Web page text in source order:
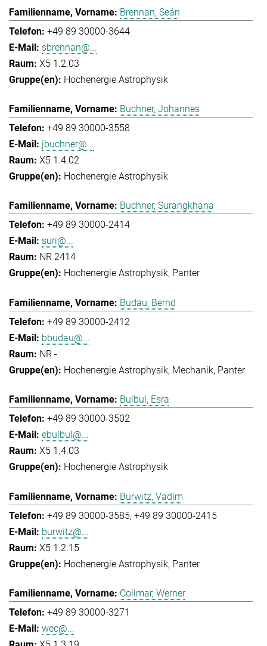
Brennan, Seán
+49 89 30000-3644
sbrennan@...
X5 1.2.03
Hochenergie Astrophysik
Buchner, Johannes
+49 89 30000-3558
jbuchner@...
X5 1.4.02
Hochenergie Astrophysik
Buchner, Surangkhana
+49 89 30000-2414
suri@...
NR 2414
Hochenergie Astrophysik Panter
Budau, Bernd
+49 89 30000-2412
bbudau@...
NR -
Hochenergie Astrophysik Mechanik Panter
Bulbul, Esra
+49 89 30000-3502
ebulbul@...
X5 1.4.03
Hochenergie Astrophysik
Burwitz, Vadim
+49 89 30000-3585 +49 89 30000-2415
burwitz@...
X5 1.2.15
Hochenergie Astrophysik Panter
Collmar, Werner
+49 89 30000-3271
wec@...